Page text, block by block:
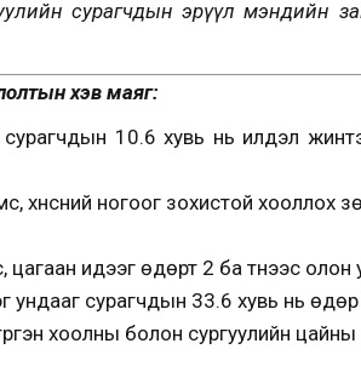
сурагчдын эрүүл мэндийн
хэв маяг:
10.6 хувь нь илүүдэл
хүнсний ногоог зохистой хооллох
цагаан идээг өдөрт 2 ба түүнээс
ундааг сурагчдын 33.6 хувь нь өдөр
хоолны болон сургуулийн цайны